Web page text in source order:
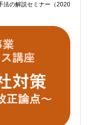
法の解説セミナー（2020